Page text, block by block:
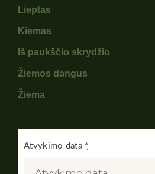
Lieptas
Kiemas
Iš paukščio skrydžio
Žiemos dangus
Žiema
Atvykimo data *